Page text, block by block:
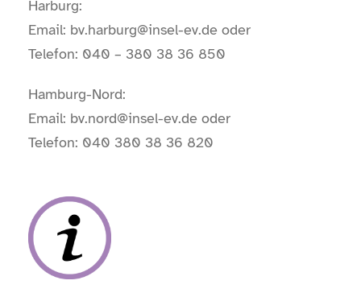
Harburg:
Email: bv.harburg@insel-ev.de oder
Telefon: 040 – 380 38 36 850
Hamburg-Nord:
Email: bv.nord@insel-ev.de oder
Telefon: 040 380 38 36 820